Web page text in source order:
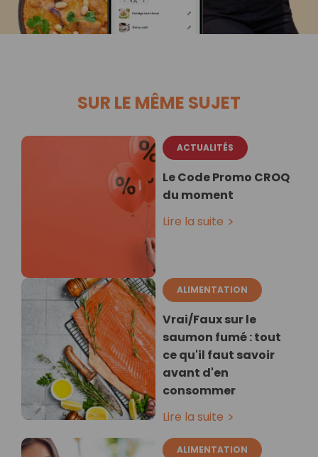
SUR LE MÊME SUJET
ACTUALITÉS
Le Code Promo CROQ
du moment
Lire la suite
ALIMENTATION
Vrai/Faux sur le
saumon fumé : tout
ce qu'il faut savoir
avant d'en
consommer
Lire la suite
ALIMENTATION